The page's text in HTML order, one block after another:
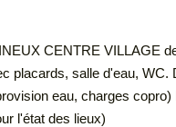
CENTRE VILLAGE
placards, salle d'eau, WC.
eau, charges
l'état des lieux)